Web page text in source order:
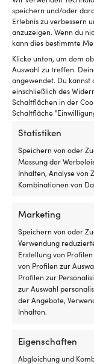
speichern und/oder
Erlebnis zu verbessern
anzuzeigen. Wenn du
kann dies bestimmte
Klicke unten, um dem
Auswahl zu treffen.
angewendet. Du kannst
einschließlich des
Schaltflächen in der
Schaltfläche
Statistiken
Speichern von oder
Messung der
Inhalten, Analyse von
Kombinationen von
Marketing
Speichern von oder
Verwendung
Erstellung von
von Profilen zur
Profilen zur
zur Auswahl
der Angebote,
Inhalten.
Eigenschaften
Abgleichung und
Optionen
können
auf
der
Produktseite
gewählt
werden
Rostschutzprimer CRC
Galvanice Zinc, 250 ml
UVP19,22€ 15,50€
1 VORRÄTIG (KANN
NACHBESTELLT WERDEN)